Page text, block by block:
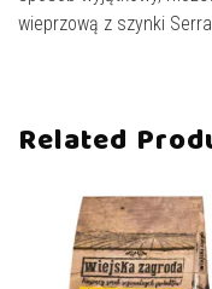
wieprzową z szynki
Related